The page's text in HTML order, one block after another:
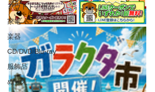
アウドドア用品
家電
楽器
CD/DVD/Blu-ray
服飾品
ぬりえ